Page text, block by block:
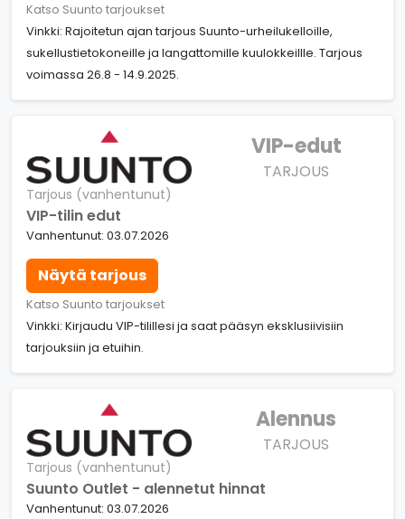
Katso Suunto tarjoukset
Vinkki: Rajoitetun ajan tarjous Suunto-urheilukelloille,
sukellustietokoneille ja langattomille kuulokkeillle. Tarjous
voimassa 26.8 - 14.9.2025.
VIP-edut
TARJOUS
Tarjous (vanhentunut)
VIP-tilin edut
Vanhentunut: 03.07.2026
Näytä tarjous
Katso Suunto tarjoukset
Vinkki: Kirjaudu VIP-tilillesi ja saat pääsyn eksklusiivisiin
tarjouksiin ja etuihin.
Alennus
TARJOUS
Tarjous (vanhentunut)
Suunto Outlet - alennetut hinnat
Vanhentunut: 03.07.2026